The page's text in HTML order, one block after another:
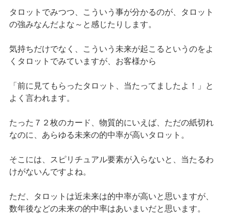
タロットでみつつ、こういう事が分かるのが、タロット
の強みなんだよな～と感じたりします。
気持ちだけでなく、こういう未来が起こるというのをよ
くタロットでみていますが、お客様から
「前に見てもらったタロット、当たってましたよ！」と
よく言われます。
たった７２枚のカード、物質的にいえば、ただの紙切れ
なのに、あらゆる未来の的中率が高いタロット。
そこには、スピリチュアル要素が入らないと、当たるわ
けがないんですよね。
ただ、タロットは近未来は的中率が高いと思いますが、
数年後などの未来の的中率はあいまいだと思います。